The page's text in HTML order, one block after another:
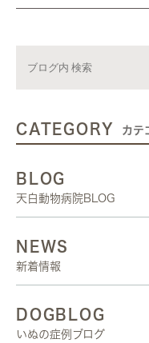
CATEGORY カテ
BLOG
天白動物病院BLOG
NEWS
新着情報
DOGBLOG
いぬの症例ブログ